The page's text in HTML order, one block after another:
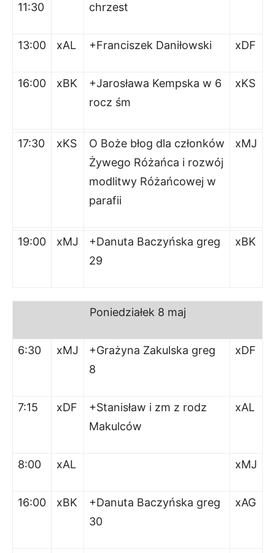
11:30 chrzest
13:00 xAL +Franciszek Daniłowski xDF
16:00 xBK
+Jarosława Kempska w 6
rocz śm
xKS
17:30 xKS
O Boże błog dla członków
Żywego Różańca i rozwój
modlitwy Różańcowej w
parafii
xMJ
19:00 xMJ
+Danuta Baczyńska greg
29
xBK
Poniedziałek 8 maj
6:30 xMJ
+Grażyna Zakulska greg
8
xDF
7:15 xDF
+Stanisław i zm z rodz
Makulców
xAL
8:00 xAL xMJ
16:00 xBK
+Danuta Baczyńska greg
30
xAG